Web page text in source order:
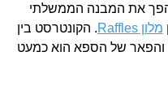
את המבנה הממשלתי
מלון Raffles
. הקונטרסט בין
והפאר של הספא הוא כמעט